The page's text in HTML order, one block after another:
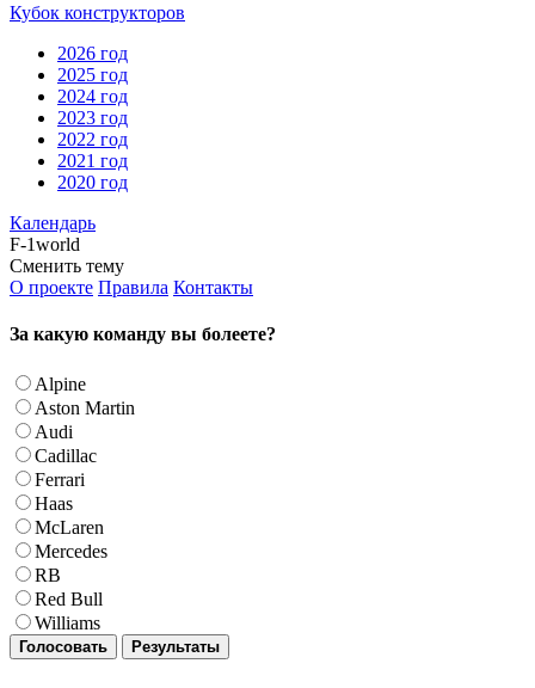
Кубок конструкторов
2026 год
2025 год
2024 год
2023 год
2022 год
2021 год
2020 год
Календарь
F-1world
Сменить тему
О проекте Правила Контакты
За какую команду вы болеете?
Alpine
Aston Martin
Audi
Cadillac
Ferrari
Haas
McLaren
Mercedes
RB
Red Bull
Williams
Голосовать Результаты